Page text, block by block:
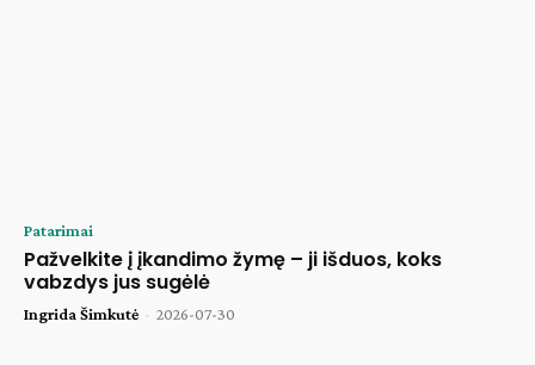
Patarimai
Pažvelkite į įkandimo žymę – ji išduos, koks
vabzdys jus sugėlė
Ingrida Šimkutė - 2026-07-30